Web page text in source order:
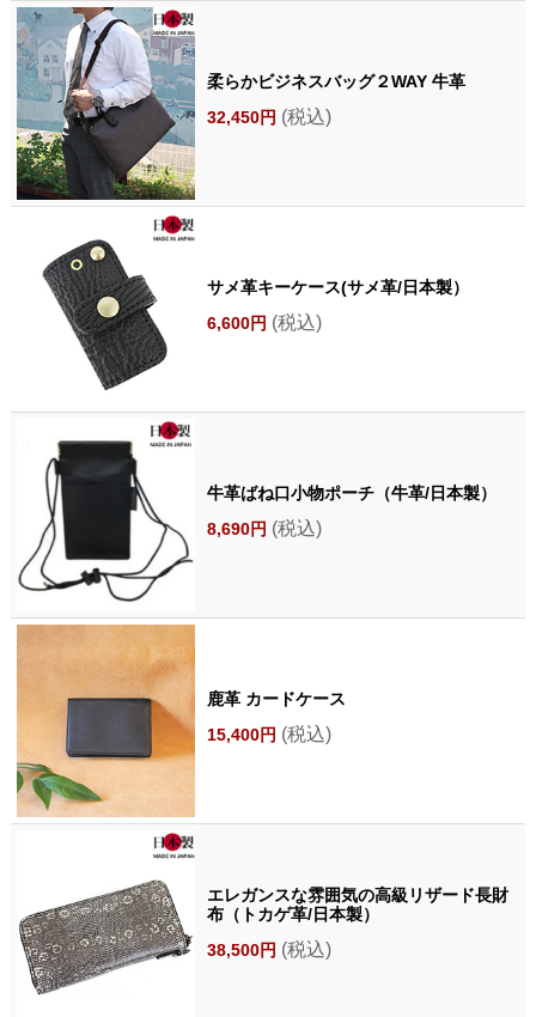
柔らかビジネスバッグ２WAY 牛革
32,450円 (税込)
サメ革キーケース(サメ革/日本製）
6,600円 (税込)
牛革ばね口小物ポーチ（牛革/日本製）
8,690円 (税込)
鹿革 カードケース
15,400円 (税込)
エレガンスな雰囲気の高級リザード長財
布（トカゲ革/日本製）
38,500円 (税込)